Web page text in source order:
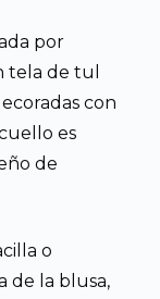
por
tela de tul
con
es
de
o
de la blusa,